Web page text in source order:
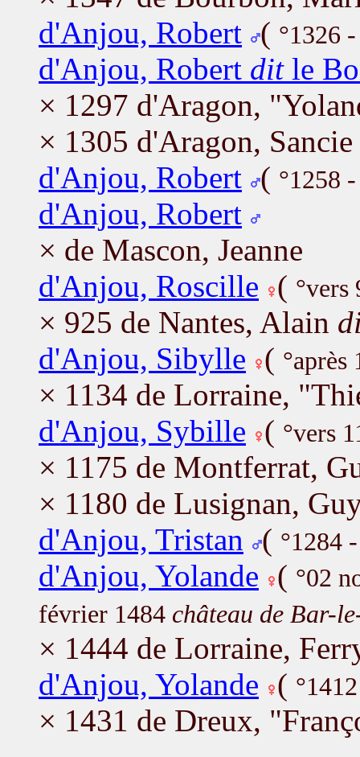
d'Anjou, Robert ( °1326
d'Anjou, Robert ditle
× 1297 d'Aragon,
× 1305 d'Aragon, Sancie
d'Anjou, Robert ( °1258
d'Anjou, Robert
× de Mascon, Jeanne
d'Anjou, Roscille (
× 925 de Nantes, Alain
d'Anjou, Sibylle (
× 1134 de Lorraine,
d'Anjou, Sybille ( °vers
× 1175 de Montferrat,
× 1180 de Lusignan,
d'Anjou, Tristan
( °1284
d'Anjou, Yolande ( °02
février 1484 château de Bar-
× 1444 de Lorraine,
d'Anjou, Yolande (
× 1431 de Dreux,